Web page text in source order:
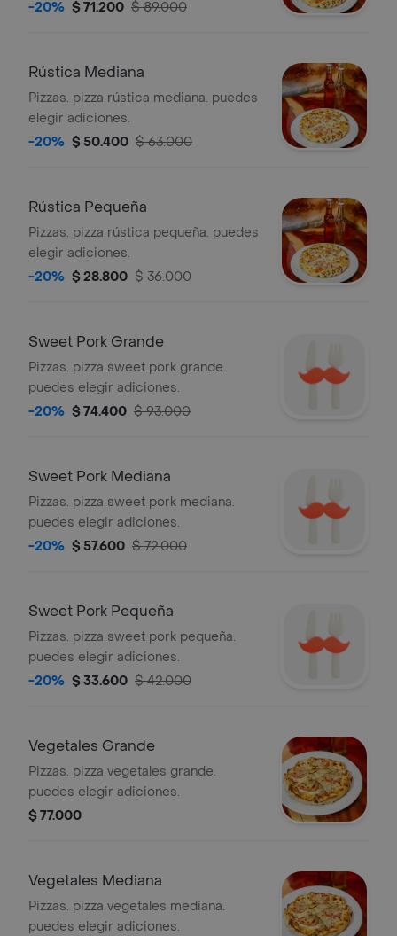
-20% $ 71.200 $ 89.000
Rústica Mediana
Pizzas. pizza rústica mediana. puedes
elegir adiciones.
-20% $ 50.400 $ 63.000
Rústica Pequeña
Pizzas. pizza rústica pequeña. puedes
elegir adiciones.
-20% $ 28.800 $ 36.000
Sweet Pork Grande
Pizzas. pizza sweet pork grande.
puedes elegir adiciones.
-20% $ 74.400 $ 93.000
Sweet Pork Mediana
Pizzas. pizza sweet pork mediana.
puedes elegir adiciones.
-20% $ 57.600 $ 72.000
Sweet Pork Pequeña
Pizzas. pizza sweet pork pequeña.
puedes elegir adiciones.
-20% $ 33.600 $ 42.000
Vegetales Grande
Pizzas. pizza vegetales grande.
puedes elegir adiciones.
$ 77.000
Vegetales Mediana
Pizzas. pizza vegetales mediana.
puedes elegir adiciones.